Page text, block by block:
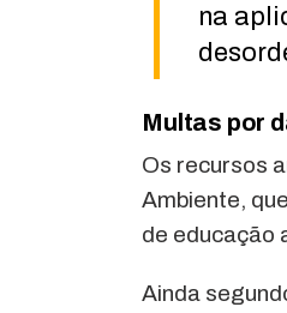
na
Multas por
Os recursos
Ambiente,
de educação
Ainda